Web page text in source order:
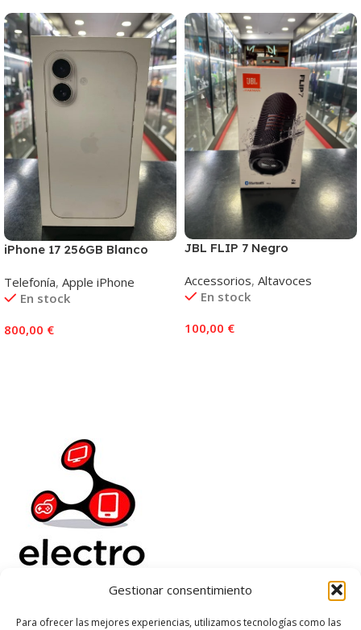
Gestionar consentimiento
Para ofrecer las mejores experiencias, utilizamos tecnologías como las
iPhone 17 256GB Blanco
Telefonía, Apple iPhone
En stock
800,00 €
JBL FLIP 7 Negro
Accessorios, Altavoces
En stock
100,00 €
Electrorenover